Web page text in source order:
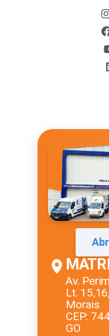
Av.
Lt.
Morais
CEP:
GO